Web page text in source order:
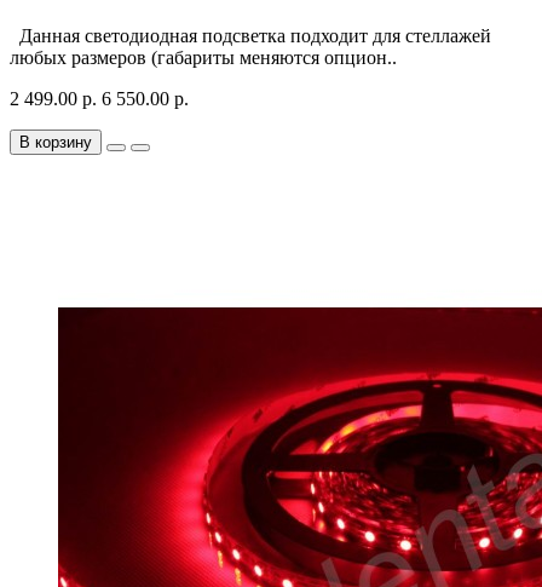
Данная светодиодная подсветка подходит для стеллажей
любых размеров (габариты меняются опцион..
2 499.00 р. 6 550.00 р.
В корзину